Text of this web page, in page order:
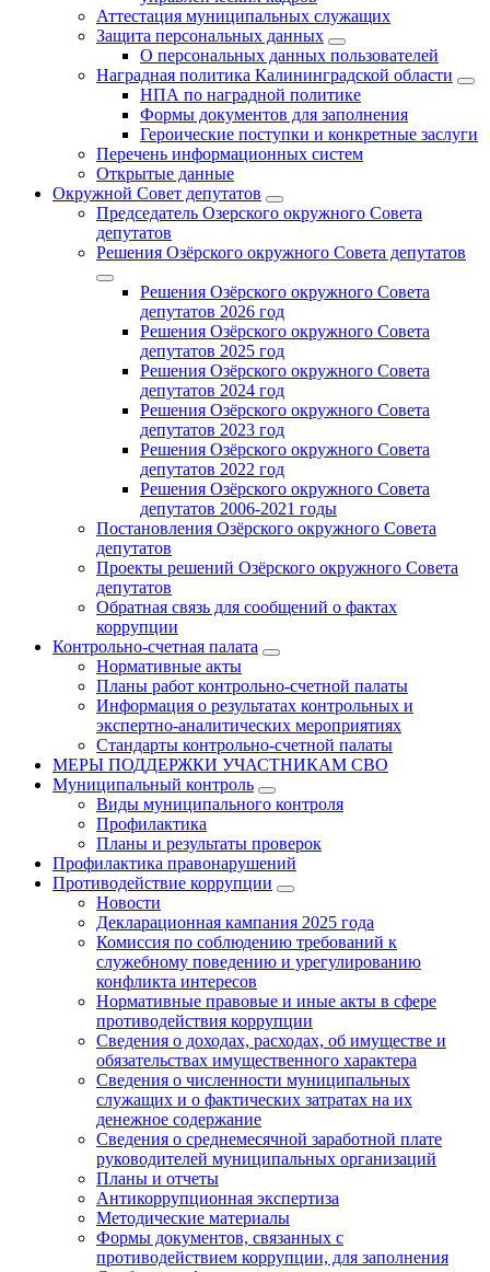
Аттестация муниципальных служащих
Защита персональных данных
О персональных данных пользователей
Наградная политика Калининградской области
НПА по наградной политике
Формы документов для заполнения
Героические поступки и конкретные заслуги
Перечень информационных систем
Открытые данные
Окружной Совет депутатов
Председатель Озерского окружного Совета
депутатов
Решения Озёрского окружного Совета депутатов
Решения Озёрского окружного Совета
депутатов 2026 год
Решения Озёрского окружного Совета
депутатов 2025 год
Решения Озёрского окружного Совета
депутатов 2024 год
Решения Озёрского окружного Совета
депутатов 2023 год
Решения Озёрского окружного Совета
депутатов 2022 год
Решения Озёрского окружного Совета
депутатов 2006-2021 годы
Постановления Озёрского окружного Совета
депутатов
Проекты решений Озёрского окружного Совета
депутатов
Обратная связь для сообщений о фактах
коррупции
Контрольно-счетная палата
Нормативные акты
Планы работ контрольно-счетной палаты
Информация о результатах контрольных и
экспертно-аналитических мероприятиях
Стандарты контрольно-счетной палаты
МЕРЫ ПОДДЕРЖКИ УЧАСТНИКАМ СВО
Муниципальный контроль
Виды муниципального контроля
Профилактика
Планы и результаты проверок
Профилактика правонарушений
Противодействие коррупции
Новости
Декларационная кампания 2025 года
Комиссия по соблюдению требований к
служебному поведению и урегулированию
конфликта интересов
Нормативные правовые и иные акты в сфере
противодействия коррупции
Сведения о доходах, расходах, об имуществе и
обязательствах имущественного характера
Сведения о численности муниципальных
служащих и о фактических затратах на их
денежное содержание
Сведения о среднемесячной заработной плате
руководителей муниципальных организаций
Планы и отчеты
Антикоррупционная экспертиза
Методические материалы
Формы документов, связанных с
противодействием коррупции, для заполнения